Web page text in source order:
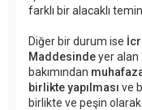
farklı bir alacaklı
Diğer bir durum ise
Maddesindeyer alan
bakımından
birlikte yapılması ve
birlikte ve peşin olarak